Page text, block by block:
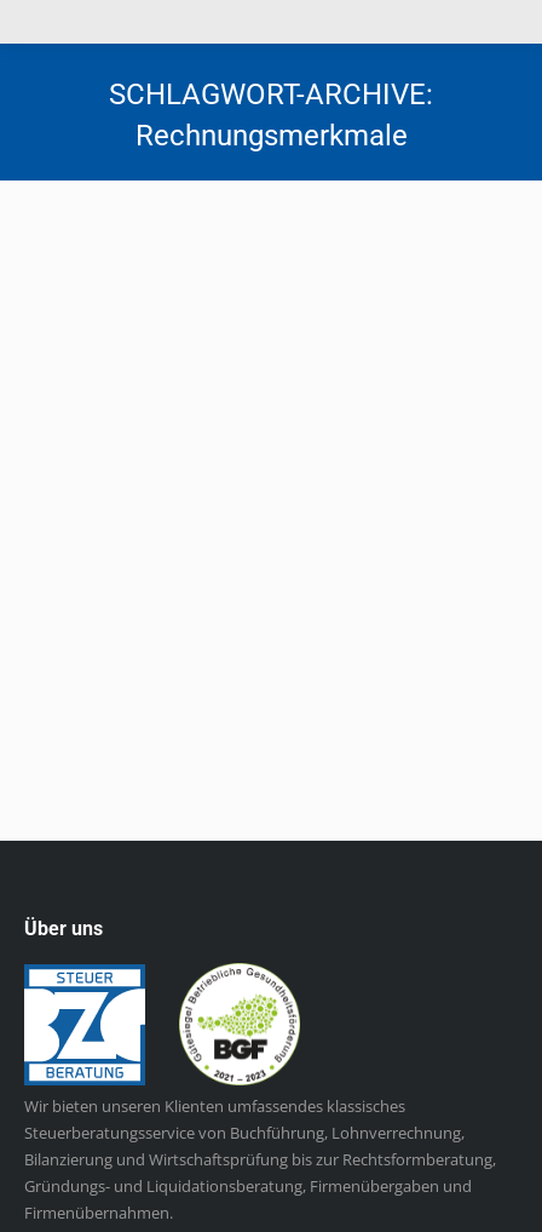
SCHLAGWORT-ARCHIVE:
Rechnungsmerkmale
Über uns
Wir bieten unseren Klienten umfassendes klassisches
Steuerberatungsservice von Buchführung, Lohnverrechnung,
Bilanzierung und Wirtschaftsprüfung bis zur Rechtsformberatung,
Gründungs- und Liquidationsberatung, Firmenübergaben und
Firmenübernahmen.